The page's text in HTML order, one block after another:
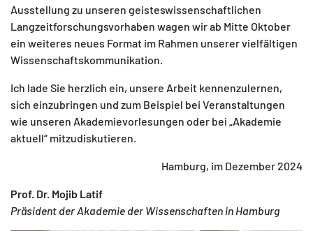
Ausstellung zu unseren geisteswissenschaftlichen
Langzeitforschungsvorhaben wagen wir ab Mitte Oktober
ein weiteres neues Format im Rahmen unserer vielfältigen
Wissenschaftskommunikation.
Ich lade Sie herzlich ein, unsere Arbeit kennenzulernen,
sich einzubringen und zum Beispiel bei Veranstaltungen
wie unseren Akademievorlesungen oder bei „Akademie
aktuell“ mitzudiskutieren.
Hamburg, im Dezember 2024
Prof. Dr. Mojib Latif
Präsident der Akademie der Wissenschaften in Hamburg